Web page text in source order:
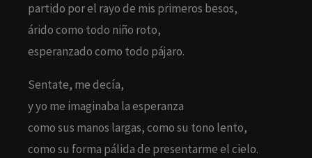
partido por el rayo de mis primeros besos,
árido como todo niño roto,
esperanzado como todo pájaro.
Sentate, me decía,
y yo me imaginaba la esperanza
como sus manos largas, como su tono lento,
como su forma pálida de presentarme el cielo.